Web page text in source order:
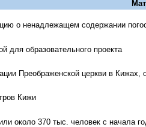
о ненадлежащем содержании
для образовательного проекта
Преображенской церкви в Кижах,
Кижи
около 370 тыс. человек с начала